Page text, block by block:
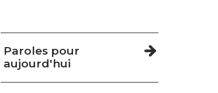
Navigation
Paroles pour
aujourd'hui